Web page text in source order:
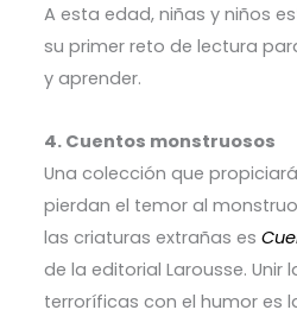
A esta edad, niñas y niños
su primer reto de lectura
y aprender.
4. Cuentos monstruosos
Una colección que
pierdan el temor al
las criaturas extrañas es
de la editorial Larousse. Unir
terroríficas con el humor es